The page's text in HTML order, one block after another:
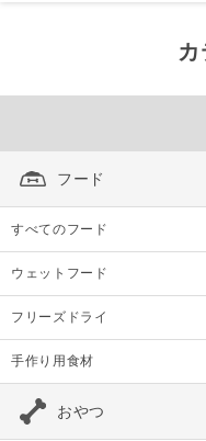
フード
すべてのフード
ウェットフード
フリーズドライ
手作り用食材
おやつ